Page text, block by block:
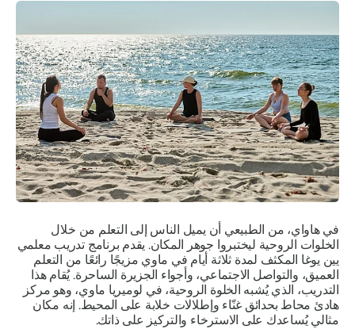
في هاواي، من الطبيعي أن يميل الناس إلى التعلم من خلال
الخلوات الروحية ليختبروا جوهر المكان. يقدم برنامج تدريب معلمي
يين يوغا المكثف لمدة ثلاثة أيام في ماوي مزيجًا رائعًا من التعلم
العميق، والتواصل الاجتماعي، وأجواء الجزيرة الساحرة. يُقام هذا
التدريب، الذي يُشبه الخلوة الروحية، في لوميريا ماوي، وهو مركز
هادئ محاط بحدائق غنّاء وإطلالات خلابة على المحيط. إنه مكان
مثالي يُساعدك على الاسترخاء والتركيز على ذاتك.